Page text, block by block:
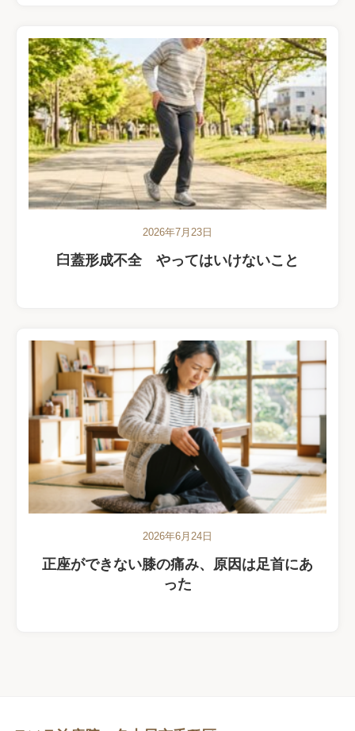
2026年7月23日
臼蓋形成不全 やってはいけないこと
2026年6月24日
正座ができない膝の痛み、原因は足首にあ
った